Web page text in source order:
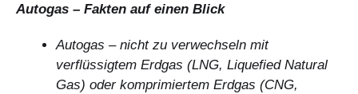
Autogas – Fakten auf einen Blick
Autogas – nicht zu verwechseln mit
verflüssigtem Erdgas (LNG, Liquefied Natural
Gas) oder komprimiertem Erdgas (CNG,